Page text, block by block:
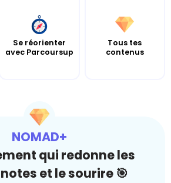
Se réorienter
avec Parcoursup
Tous tes
contenus
NOMAD+
qui redonne les
et le sourire 🎯